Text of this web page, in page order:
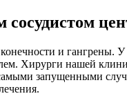
и гангрены. У
Хирурги нашей
запущенными